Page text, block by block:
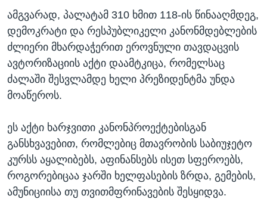
ამგვარად, პალატამ 310 ხმით 118-ის წინააღმდეგ,
დემოკრატი და რესპუბლიკელი კანონმდებლების
ძლიერი მხარდაჭერით ეროვნული თავდაცვის
ავტორიზაციის აქტი დაამტკიცა, რომელსაც
ძალაში შესვლამდე ხელი პრეზიდენტმა უნდა
მოაწეროს.
ეს აქტი ხარჯვითი კანონპროექტებისგან
განსხვავებით, რომლებიც მთავრობის საბიუჯეტო
კურსს აყალიბებს, აფინანსებს ისეთ სფეროებს,
როგორებიცაა ჯარში ხელფასების ზრდა, გემების,
ამუნიციისა თუ თვითმფრინავების შესყიდვა.